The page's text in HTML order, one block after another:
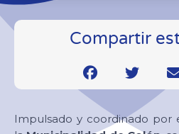
Compartir
Impulsado y coordinado por